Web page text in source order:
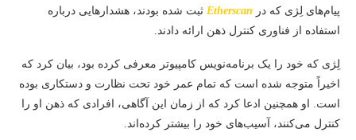
پیام‌های لِژی که در Etherscan ثبت شده بودند، هشدارهایی درباره
استفاده از فناوری کنترل ذهن ارائه دادند.
لِژی که خود را یک برنامه‌نویس کامپیوتر معرفی کرده بود، بیان کرد که
اخیراً متوجه شده است که تمام عمر خود تحت نظارت و دستکاری بوده
است. او همچنین ادعا کرد که از زمان این آگاهی، افرادی که ذهن او را
کنترل می‌کنند، آسیب‌های خود را بیشتر کرده‌اند.